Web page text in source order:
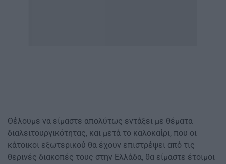
Θέλουμε να είμαστε απολύτως εντάξει με θέματα
διαλειτουργικότητας, και μετά το καλοκαίρι, που οι
κάτοικοι εξωτερικού θα έχουν επιστρέψει από τις
θερινές διακοπές τους στην Ελλάδα, θα είμαστε έτοιμοι